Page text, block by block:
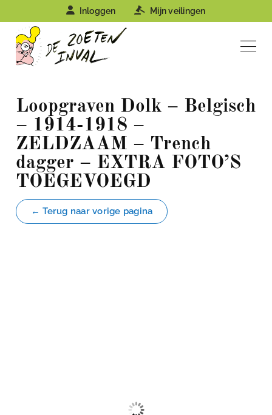
Inloggen Mijn veilingen
Loopgraven Dolk – Belgisch
– 1914-1918 –
ZELDZAAM – Trench
dagger – EXTRA FOTO’S
TOEGEVOEGD
← Terug naar vorige pagina